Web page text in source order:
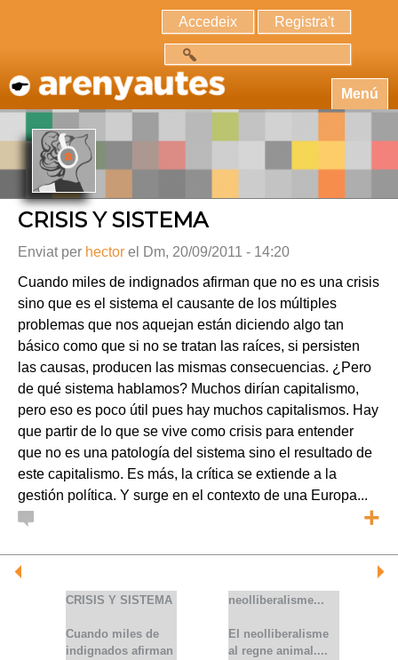
Accedeix Registra't
Menú
CRISIS Y SISTEMA
Enviat per hector el Dm, 20/09/2011 - 14:20
Cuando miles de indignados afirman que no es una crisis
sino que es el sistema el causante de los múltiples
problemas que nos aquejan están diciendo algo tan
básico como que si no se tratan las raíces, si persisten
las causas, producen las mismas consecuencias. ¿Pero
de qué sistema hablamos? Muchos dirían capitalismo,
pero eso es poco útil pues hay muchos capitalismos. Hay
que partir de lo que se vive como crisis para entender
que no es una patología del sistema sino el resultado de
este capitalismo. Es más, la crítica se extiende a la
gestión política. Y surge en el contexto de una Europa...
+
CRISIS Y SISTEMA
Cuando miles de
indignados afirman
neolliberalisme...
El neolliberalisme
al regne animal....